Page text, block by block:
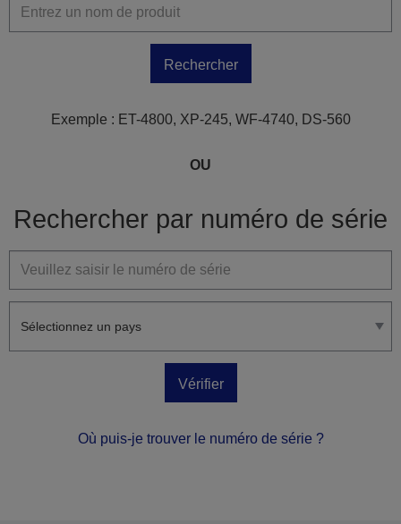
Rechercher
Exemple : ET-4800, XP-245, WF-4740, DS-560
Rechercher par numéro de série
Vérifier
Où puis-je trouver le numéro de série ?